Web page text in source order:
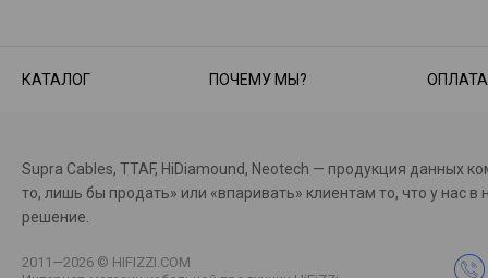
КАТАЛОГ ПОЧЕМУ МЫ?
Supra Cables, TTAF, HiDiamound, Neotech — продукция данных
то, лишь бы продать» или «впаривать» клиентам то, что у
решение.
2011—2026 © HIFIZZI.COM